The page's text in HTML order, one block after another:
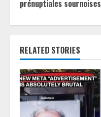
n
u
e
R
e
prénuptiales sournoises
RELATED STORIES